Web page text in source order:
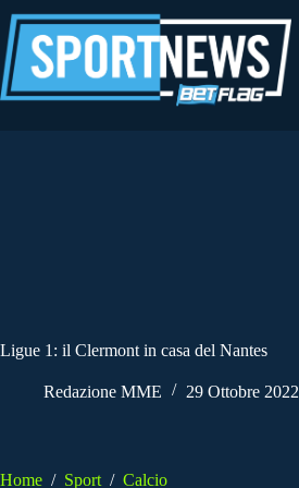
al
contenuto
Ligue 1: il Clermont in casa del Nantes
Redazione MME 29 Ottobre 2022
Home / Sport / Calcio